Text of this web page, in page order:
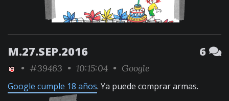
M.27.SEP.2016 6
• #39463 • 10:15:04 • Google
Google cumple 18 años. Ya puede comprar armas.